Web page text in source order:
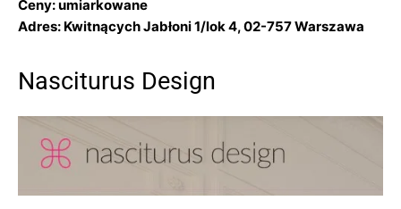
Ceny: umiarkowane
Adres: Kwitnących Jabłoni 1/lok 4, 02-757 Warszawa
Nasciturus Design